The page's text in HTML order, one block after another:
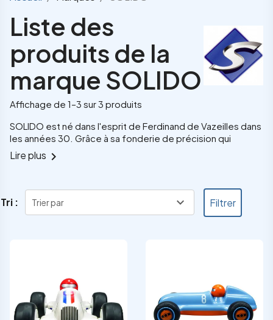
Liste des
produits de la
marque SOLIDO
Affichage de 1–3 sur 3 produits
SOLIDO est né dans l'esprit de Ferdinand de Vazeilles dans
les années 30. Grâce à sa fonderie de précision qui
travaille pour le secteur automobile depuis 1919, il réalise
ses premiers modèles de miniatures automobiles pour la
Solidosont détaillées, assemblées à partir de plusieurs
pièces métalliques en Zamac. Le début de l'histoireSolido
débutait
...
Lire plus chevron_right
Tri : Trier par expand_more Filtrer